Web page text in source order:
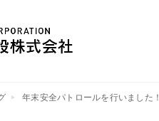
年末安全パトロールを行いました！